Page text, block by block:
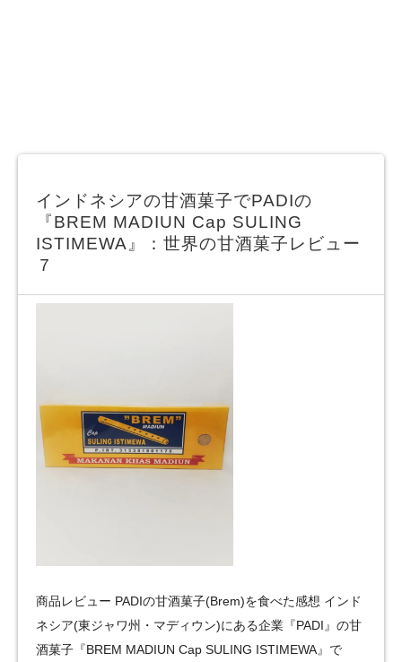
インドネシアの甘酒菓子でPADIの
『BREM MADIUN Cap SULING
ISTIMEWA』：世界の甘酒菓子レビュー
７
商品レビュー PADIの甘酒菓子(Brem)を食べた感想 インド
ネシア(東ジャワ州・マディウン)にある企業『PADI』の甘
酒菓子『BREM MADIUN Cap SULING ISTIMEWA』で